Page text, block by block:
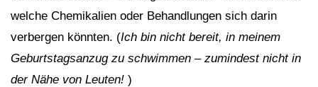
welche Chemikalien oder Behandlungen sich darin
verbergen könnten. (Ich bin nicht bereit, in meinem
Geburtstagsanzug zu schwimmen – zumindest nicht in
der Nähe von Leuten! )